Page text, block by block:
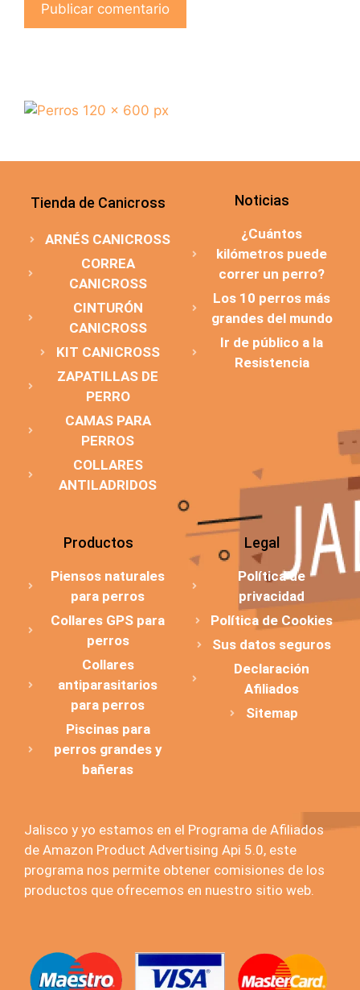
Tienda de Canicross
ARNÉS CANICROSS
CORREA
CANICROSS
CINTURÓN
CANICROSS
KIT CANICROSS
ZAPATILLAS DE
PERRO
CAMAS PARA
PERROS
COLLARES
ANTILADRIDOS
Noticias
¿Cuántos
kilómetros puede
correr un perro?
Los 10 perros más
grandes del mundo
Ir de público a la
Resistencia
Productos
Piensos naturales
para perros
Collares GPS para
perros
Collares
antiparasitarios
para perros
Piscinas para
perros grandes y
bañeras
Legal
Política de
privacidad
Política de Cookies
Sus datos seguros
Declaración
Afiliados
Sitemap
Jalisco y yo estamos en el Programa de Afiliados
de Amazon Product Advertising Api 5.0, este
programa nos permite obtener comisiones de los
productos que ofrecemos en nuestro sitio web.